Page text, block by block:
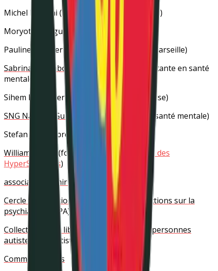
Michel Mizrahi (avocat au Barreau de Paris)
Moryotis
(blogueur)
Pauline Rhenter (avocate au Barreau de Marseille)
Sabrina Palumbo (coach, autrice et consultante en santé
mentale)
Sihem Boubaker Mézenge(alliée de la cause)
SNG Natacha Guiller
(actrice et artiste en santé mentale)
Stefan Jaffrin
(président de SPID)
William Brown
(fondateur de l’
association des
HyperSensibles)
association Tenir Tête
Cercle de Réflexion et de Proposition d’Actions sur la
psychiatrie
(CRPA)
Collectif pour la liberté d’expression des personnes
autistes
(Cle Autistes)
Comme des fous